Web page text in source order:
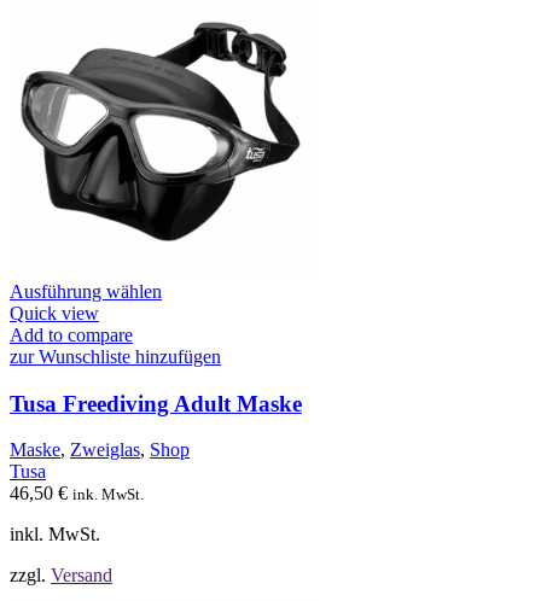
Ausführung wählen
mehrere
auf.
Die
Optionen
können
Quick view
Add to compare
zur Wunschliste hinzufügen
Tusa Freediving Adult Maske
Maske, Zweiglas, Shop
Tusa
46,50 € ink. MwSt.
inkl. MwSt.
zzgl. Versand